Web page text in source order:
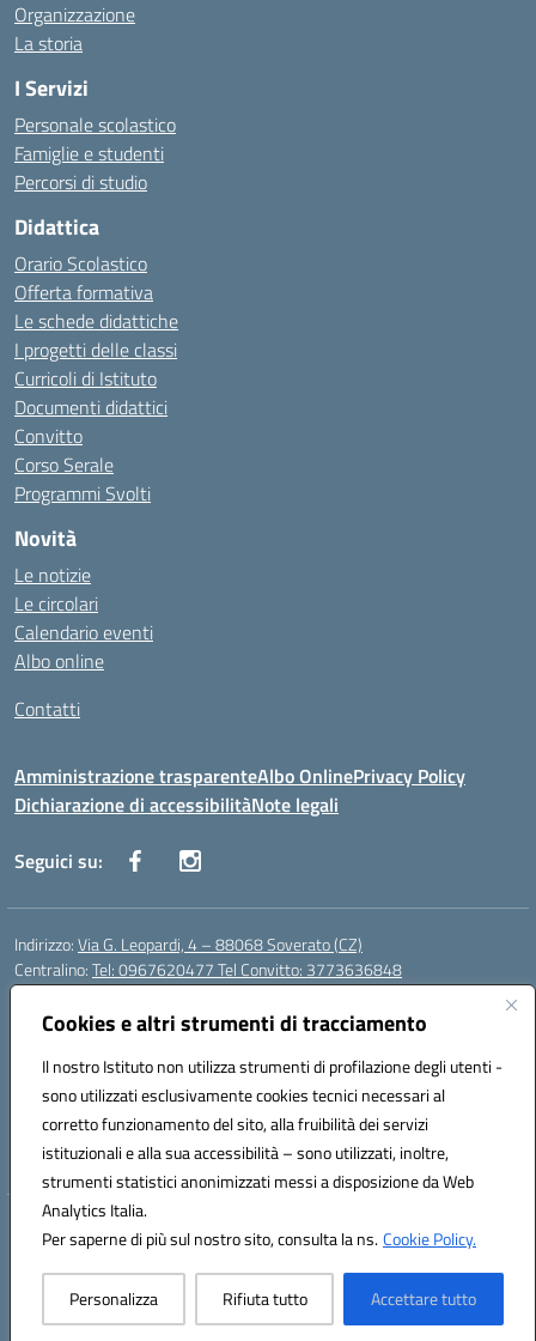
Cookies e altri strumenti di tracciamento
Il nostro Istituto non utilizza strumenti di profilazione degli utenti -
sono utilizzati esclusivamente cookies tecnici necessari al
corretto funzionamento del sito, alla fruibilità dei servizi
istituzionali e alla sua accessibilità – sono utilizzati, inoltre,
strumenti statistici anonimizzati messi a disposizione da Web
Analytics Italia.
Per saperne di più sul nostro sito, consulta la ns.Cookie Policy.
Personalizza Rifiuta tutto Accettare tutto
Organizzazione
La storia
I Servizi
Personale scolastico
Famiglie e studenti
Percorsi di studio
Didattica
Orario Scolastico
Offerta formativa
Le schede didattiche
I progetti delle classi
Curricoli di Istituto
Documenti didattici
Convitto
Corso Serale
Programmi Svolti
Novità
Le notizie
Le circolari
Calendario eventi
Albo online
Contatti
Amministrazione trasparenteAlbo OnlinePrivacy Policy
Dichiarazione di accessibilitàNote legali
Seguici su:
Indirizzo:Via G. Leopardi, 4 – 88068 Soverato (CZ)
Centralino:Tel: 0967620477 Tel Convitto: 3773636848
Email:
Posta elettronica certificata (PEC):czrh04000q@pec.istruzione.it
Codice fiscale: 84000690796
Codice meccanografico:CZRH04000Q
Codice Indice delle Pubbliche Amministrazioni (IPA): istsc_czrh04000q
Codice unico di fatturazione (CUF): UF9M13
Hosting & Powered by 3D Solution S.r.l.
Concept & Design by Designers Italia